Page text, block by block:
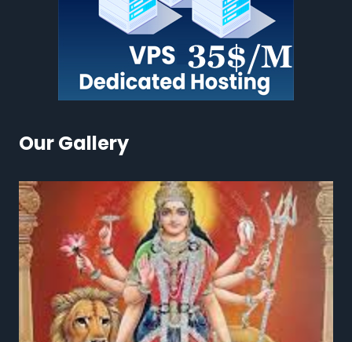
Our Gallery